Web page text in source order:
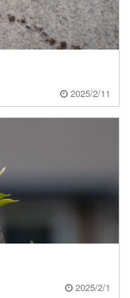
2025/2/11
2025/2/1